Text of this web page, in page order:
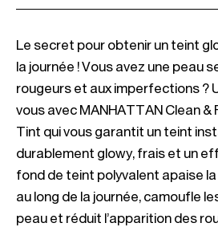
Le secret pour obtenir un teint
la journée ! Vous avez une peau
rougeurs et aux imperfections ?
vous avec MANHATTAN Clean &
Tint qui vous garantit un teint
durablement glowy, frais et un
fond de teint polyvalent apaise
au long de la journée, camoufle
peau et réduit l’apparition des